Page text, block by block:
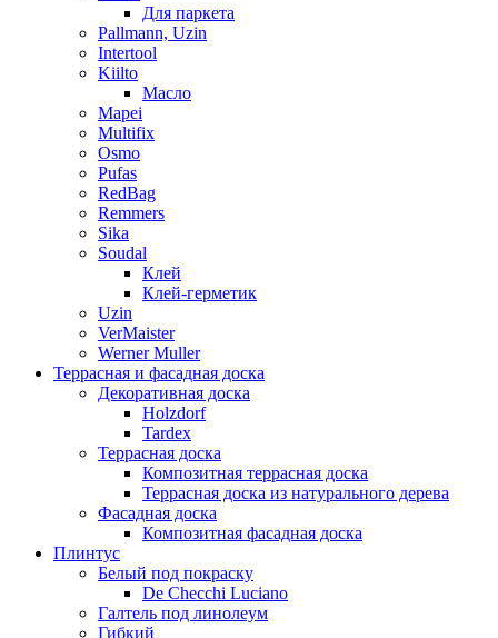
Для паркета
Pallmann, Uzin
Intertool
Kiilto
Масло
Mapei
Multifix
Osmo
Pufas
RedBag
Remmers
Sika
Soudal
Клей
Клей-герметик
Uzin
VerMaister
Werner Muller
Террасная и фасадная доска
Декоративная доска
Holzdorf
Tardex
Террасная доска
Композитная террасная доска
Террасная доска из натурального дерева
Фасадная доска
Композитная фасадная доска
Плинтус
Белый под покраску
De Checchi Luciano
Галтель под линолеум
Гибкий